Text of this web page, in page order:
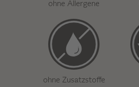
ohne Allergene
ohne Zusatzstoffe